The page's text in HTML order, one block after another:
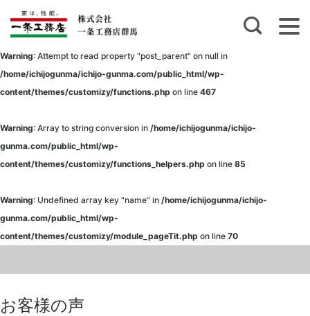
Warning: Attempt to read property "post_parent" on null in
/home/ichijogunma/ichijo-gunma.com/public_html/wp-
content/themes/customizy/functions.php on line 467
Warning: Array to string conversion in /home/ichijogunma/ichijo-
gunma.com/public_html/wp-
content/themes/customizy/functions_helpers.php on line 85
Warning: Undefined array key "name" in /home/ichijogunma/ichijo-
gunma.com/public_html/wp-
content/themes/customizy/module_pageTit.php on line 70
お客様の声
の方にお越しいた
だきました！
【CSR活動報告】
オーナーズクラブ
ーン
【CSR活動報告】
ェを開催しまし
た！